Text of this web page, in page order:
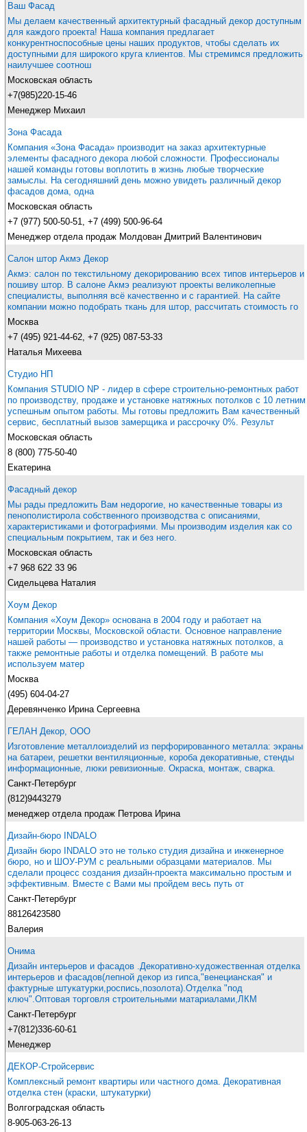
Ваш Фасад
Мы делаем качественный архитектурный фасадный декор доступным
для каждого проекта! Наша компания предлагает
конкурентноспособные цены наших продуктов, чтобы сделать их
доступными для широкого круга клиентов. Мы стремимся предложить
наилучшее соотнош
Московская область
+7(985)220-15-46
Менеджер Михаил
Зона Фасада
Компания «Зона Фасада» производит на заказ архитектурные
элементы фасадного декора любой сложности. Профессионалы
нашей команды готовы воплотить в жизнь любые творческие
замыслы. На сегодняшний день можно увидеть различный декор
фасадов дома, одна
Московская область
+7 (977) 500-50-51, +7 (499) 500-96-64
Менеджер отдела продаж Молдован Дмитрий Валентинович
Салон штор Акмэ Декор
Акмэ: салон по текстильному декорированию всех типов интерьеров и
пошиву штор. В салоне Акмэ реализуют проекты великолепные
специалисты, выполняя всё качественно и с гарантией. На сайте
компании можно подобрать ткань для штор, рассчитать стоимость го
Москва
+7 (495) 921-44-62, +7 (925) 087-53-33
Наталья Михеева
Студио НП
Компания STUDIO NP - лидер в сфере строительно-ремонтных работ
по производству, продаже и установке натяжных потолков с 10 летним
успешным опытом работы. Мы готовы предложить Вам качественный
сервис, бесплатный вызов замерщика и рассрочку 0%. Результ
Московская область
8 (800) 775-50-40
Екатерина
Фасадный декор
Мы рады предложить Вам недорогие, но качественные товары из
пенополистирола собственного производства с описаниями,
характеристиками и фотографиями. Мы производим изделия как со
специальным покрытием, так и без него.
Московская область
+7 968 622 33 96
Сидельцева Наталия
Хоум Декор
Компания «Хоум Декор» основана в 2004 году и работает на
территории Москвы, Московской области. Основное направление
нашей работы — производство и установка натяжных потолков, а
также ремонтные работы и отделка помещений. В работе мы
используем матер
Москва
(495) 604-04-27
Деревянченко Ирина Сергеевна
ГЕЛАН Декор, ООО
Изготовление металлоизделий из перфорированного металла: экраны
на батареи, решетки вентиляционные, короба декоративные, стенды
информационные, люки ревизионные. Окраска, монтаж, сварка.
Санкт-Петербург
(812)9443279
менеджер отдела продаж Петрова Ирина
Дизайн-бюро INDALO
Дизайн бюро INDALO это не только студия дизайна и инженерное
бюро, но и ШОУ-РУМ с реальными образцами материалов. Мы
сделали процесс создания дизайн-проекта максимально простым и
эффективным. Вместе с Вами мы пройдем весь путь от
Санкт-Петербург
88126423580
Валерия
Онима
Дизайн интерьеров и фасадов .Декоративно-художественная отделка
интерьеров и фасадов(лепной декор из гипса,"венецианская" и
фактурные штукатурки,роспись,позолота).Отделка "под
ключ".Оптовая торговля строительными матариалами,ЛКМ
Санкт-Петербург
+7(812)336-60-61
Менеджер
ДЕКОР-Стройсервис
Комплексный ремонт квартиры или частного дома. Декоративная
отделка стен (краски, штукатурки)
Волгоградская область
8-905-063-26-13